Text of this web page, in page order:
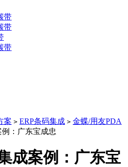
带
带
带
案 > ERP条码集成 > 金蝶/用友PDA
：广东宝成忠
成案例：广东宝